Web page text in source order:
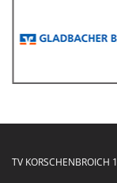
TV KORSCHENBROICH